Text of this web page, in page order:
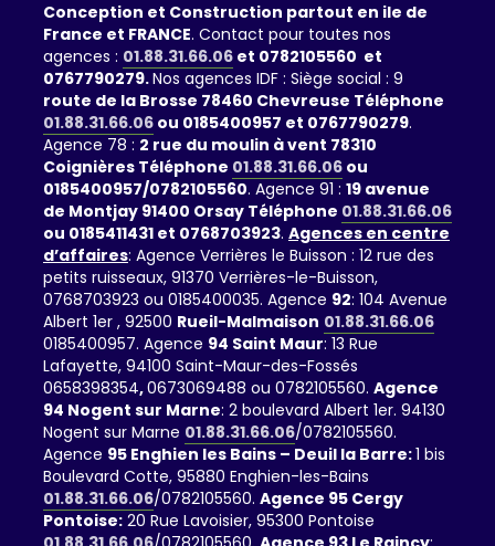
Conception et Construction partout en ile de
France et FRANCE. Contact pour toutes nos
agences : 01.88.31.66.06 et 0782105560 et
0767790279.Nos agences IDF : Siège social : 9
route de la Brosse 78460 Chevreuse Téléphone
01.88.31.66.06 ou 0185400957 et 0767790279.
Agence 78 : 2 rue du moulin à vent 78310
Coignières Téléphone 01.88.31.66.06 ou
0185400957/0782105560. Agence 91 : 19 avenue
de Montjay 91400 Orsay Téléphone 01.88.31.66.06
ou 0185411431 et 0768703923. Agences en centre
d’affaires: Agence Verrières le Buisson : 12 rue des
petits ruisseaux, 91370 Verrières-le-Buisson,
0768703923 ou 0185400035. Agence 92: 104 Avenue
Albert 1er , 92500 Rueil-Malmaison 01.88.31.66.06
0185400957. Agence 94 Saint Maur: 13 Rue
Lafayette, 94100 Saint-Maur-des-Fossés
0658398354,0673069488 ou 0782105560. Agence
94 Nogent sur Marne: 2 boulevard Albert 1er. 94130
Nogent sur Marne 01.88.31.66.06/0782105560.
Agence 95 Enghien les Bains – Deuil la Barre:1 bis
Boulevard Cotte, 95880 Enghien-les-Bains
01.88.31.66.06/0782105560. Agence 95 Cergy
Pontoise: 20 Rue Lavoisier, 95300 Pontoise